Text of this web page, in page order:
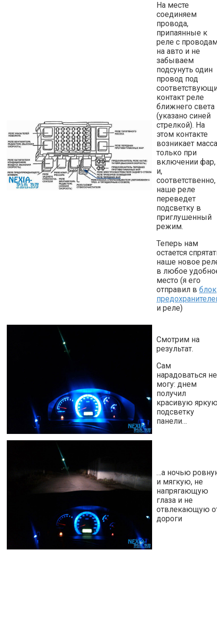
На месте
соединяем
провода,
припаянные к
реле с
на авто и не
забываем
подсунуть один
провод под
контакт реле
ближнего света
(указано синей
стрелкой). На
этом контакте
возникает масса
только при
включении фар,
и,
соответственно,
наше реле
переведет
подсветку в
приглушенный
режим.
Теперь нам
остается
наше новое
в любое
место (я его
отправил в блок
и реле)
Смотрим на
результат.
Сам
нарадоваться не
могу: днем
получил
красивую
подсветку
панели…
…а ночью
и мягкую, не
напрягающую
глаза и не
отвлекающую
дороги